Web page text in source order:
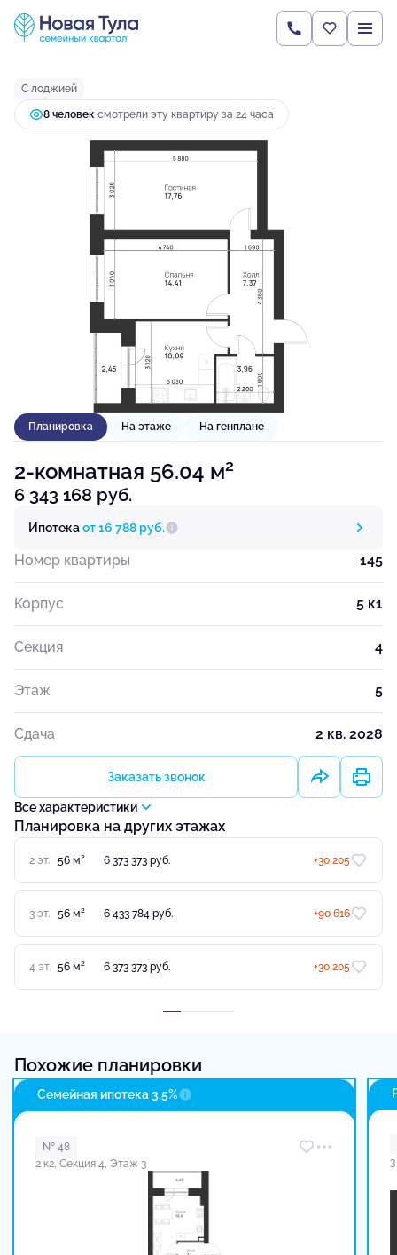
2-комнатная56.04 м 6 343 168 руб.
Ипотекаот 16 788 руб.
С лоджией
8 человек смотрели эту квартиру за 24 часа
Планировка На этаже На генплане
2-комнатная 56.04 м2
6 343 168 руб.
Ипотекаот 16 788 руб.
Номер квартиры 145
Корпус 5 к1
Секция 4
Этаж 5
Сдача 2 кв. 2028
Заказать звонок
Все характеристики
Планировка на других этажах
2 эт. 56 м2 6 373 373 руб. +30 205
3 эт. 56 м2 6 433 784 руб. +90 616
4 эт. 56 м2 6 373 373 руб. +30 205
Похожие планировки
Семейная ипотека 3,5%
№ 48
2 к2, Секция 4, Этаж 3